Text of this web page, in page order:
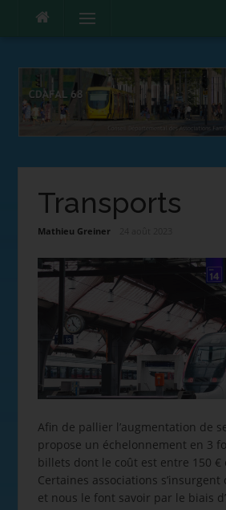
Menu
Transports
Mathieu Greiner
Afin de pallier l’augmentation de
propose un échelonnement en 3
billets dont le coût est entre 150 €
Certaines associations
et nous le font savoir par le biais